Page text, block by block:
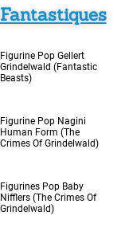
Figurine Pop Gellert
Grindelwald (Fantastic
Beasts)
Figurine Pop Nagini
Human Form (The
Crimes Of Grindelwald)
Figurines Pop Baby
Nifflers (The Crimes Of
Grindelwald)